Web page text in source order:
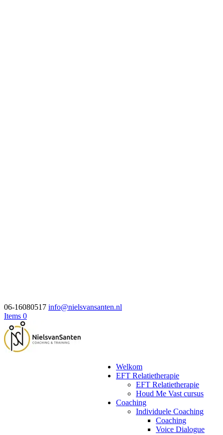
06-16080517 info@nielsvansanten.nl
Items 0
Welkom
EFT Relatietherapie
EFT Relatietherapie
Houd Me Vast cursus
Coaching
Individuele Coaching
Coaching
Voice Dialogue